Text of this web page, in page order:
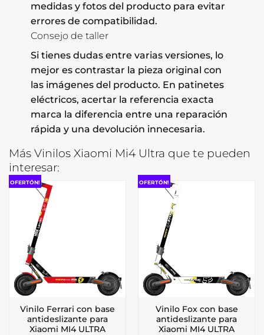
medidas y fotos del producto para evitar
errores de compatibilidad.
Consejo de taller
Si tienes dudas entre varias versiones, lo
mejor es contrastar la pieza original con
las imágenes del producto. En patinetes
eléctricos, acertar la referencia exacta
marca la diferencia entre una reparación
rápida y una devolución innecesaria.
Más Vinilos Xiaomi Mi4 Ultra que te pueden
interesar:
OFERTÓN!
Vinilo Ferrari con base
antideslizante para
Xiaomi MI4 ULTRA
OFERTÓN!
Vinilo Fox con base
antideslizante para
Xiaomi MI4 ULTRA